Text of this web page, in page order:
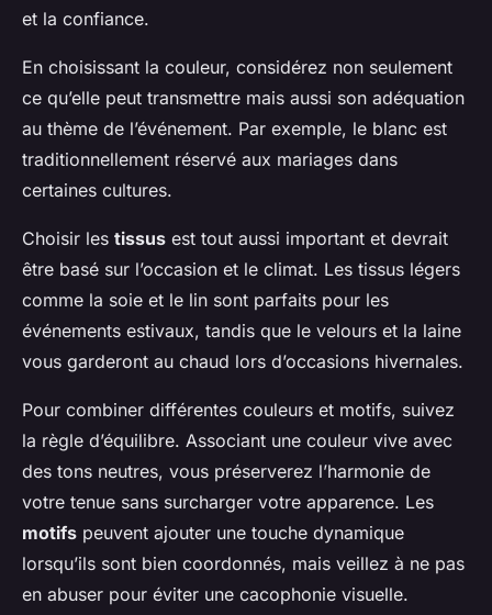
et la confiance.
En choisissant la couleur, considérez non seulement
ce qu’elle peut transmettre mais aussi son adéquation
au thème de l’événement. Par exemple, le blanc est
traditionnellement réservé aux mariages dans
certaines cultures.
Choisir les tissus est tout aussi important et devrait
être basé sur l’occasion et le climat. Les tissus légers
comme la soie et le lin sont parfaits pour les
événements estivaux, tandis que le velours et la laine
vous garderont au chaud lors d’occasions hivernales.
Pour combiner différentes couleurs et motifs, suivez
la règle d’équilibre. Associant une couleur vive avec
des tons neutres, vous préserverez l’harmonie de
votre tenue sans surcharger votre apparence. Les
motifs peuvent ajouter une touche dynamique
lorsqu’ils sont bien coordonnés, mais veillez à ne pas
en abuser pour éviter une cacophonie visuelle.